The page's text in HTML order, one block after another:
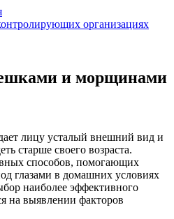
организациях
и морщинами
лицу усталый внешний вид и
старше своего возраста.
способов, помогающих
глазами в домашних условиях
наиболее эффективного
на выявлении факторов